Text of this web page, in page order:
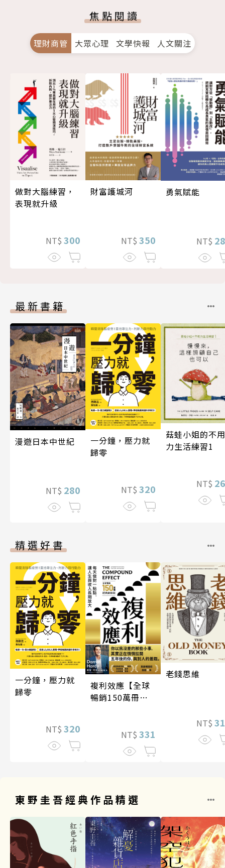
焦點閱讀
理財商管 大眾心理 文學快報 人文關注
做對大腦練習，
表現就升級
NT$ 300
財富護城河
NT$ 350
勇氣賦能
NT$
最新書籍
漫遊日本中世紀
NT$ 280
一分鐘，壓力就
歸零
NT$ 320
菇蛙小姐的不用
力生活練習1
NT$
精選好書
一分鐘，壓力就
歸零
NT$ 320
複利效應【全球
暢銷150萬冊・
NT$ 331
老錢思維
NT$
東野圭吾經典作品精選